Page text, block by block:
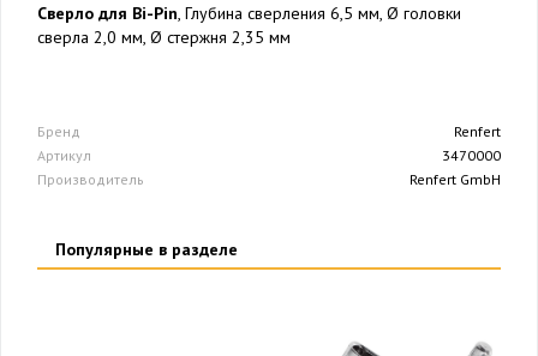
Сверло для Bi-Pin, Глубина сверления 6,5 мм, Ø головки
сверла 2,0 мм, Ø стержня 2,35 мм
Бренд
Renfert
Артикул
3470000
Производитель
Renfert GmbH
Популярные в разделе